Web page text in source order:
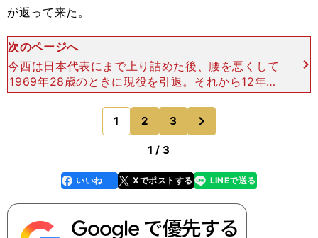
が返って来た。
次のページへ
今西は日本代表にまで上り詰めた後、腰を悪くして
1969年28歳のときに現役を引退。それから12年ほ
ど、サッカーから離れていた時期があった。この
間、独身寮の管理運営統括に就いていた。ひとくち
に寮長と言っ
1 2 3
1 / 3
faceboo
k
いいね Xでポストする
line LINEで送る